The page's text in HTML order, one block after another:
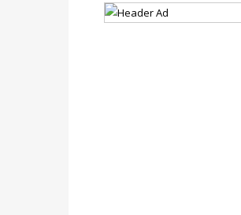
statistiques des